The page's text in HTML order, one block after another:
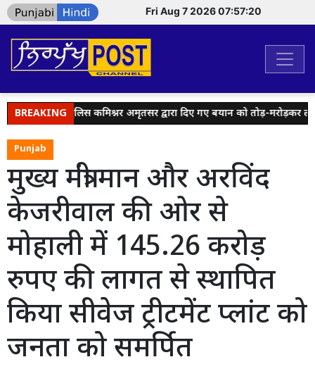
Fri Aug 7 2026 07:57:20
BREAKING
हैंडल्स पर पुलिस कमिश्नर अमृतसर द्वारा दिए गए बयान को तोड़-मरोड़कर लोगों
Punjab
मुख्य मंत्री मान और अरविंद
केजरीवाल की ओर से
मोहाली में 145.26 करोड़
रुपए की लागत से स्थापित
किया सीवेज ट्रीटमेंट प्लांट को
जनता को समर्पित